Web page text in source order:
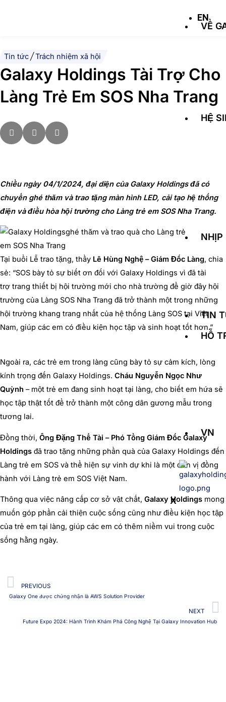
VỀ
HỆ
NHỊP
TIN
HỖ
VN
EN
X
Tin tức|Trách nhiệm xã hội
Galaxy Holdings Tài Trợ Cho
Làng Trẻ Em SOS Nha Trang
Chiều ngày 04/1/2024, đại diện của Galaxy Holdings đã có
chuyến ghé thăm và trao tặng màn hình LED, cải tạo hệ thống
điện và điều hòa hội trường cho Làng trẻ em SOS Nha Trang.
Tại buổi Lễ trao tặng, thầy Lê Hùng Nghệ – Giám Đốc Làng, chia
sẻ: “SOS bày tỏ sự biết ơn đối với Galaxy Holdings vì đã tài
trợ trang thiết bị hội trường mới cho nhà trường để giờ đây hội
trường của Làng SOS Nha Trang đã trở thành một trong những
hội trường khang trang nhất của hệ thống Làng SOS tại Việt
Nam, giúp các em có điều kiện học tập và sinh hoạt tốt hơn.”
Ngoài ra, các trẻ em trong làng cũng bày tỏ sự cảm kích, lòng
kính trọng đến Galaxy Holdings. Cháu Nguyễn Ngọc Như
Quỳnh – một trẻ em đang sinh hoạt tại làng, cho biết em hứa sẽ
học tập thật tốt để trở thành một công dân gương mẫu trong
tương lai.
Đồng thời, Ông Đặng Thế Tài – Phó Tổng Giám Đốc Galaxy
Holdings đã trao tặng những phần quà của Galaxy Holdings đến
Làng trẻ em SOS và thể hiện sự vinh dự khi là một đơn vị đồng
hành với Làng trẻ em SOS Việt Nam.
Thông qua việc nâng cấp cơ sở vật chất, Galaxy Holdings mong
muốn góp phần cải thiện cuộc sống cũng như điều kiện học tập
của trẻ em tại làng, giúp các em có thêm niềm vui trong cuộc
sống hằng ngày.
Prev
PREVIOUS
Galaxy One được chứng nhận là AWS Solution Provider
NEXT
Future Expo 2024: Hành Trình Khám Phá Công Nghệ Tại Galaxy Innovation Hub